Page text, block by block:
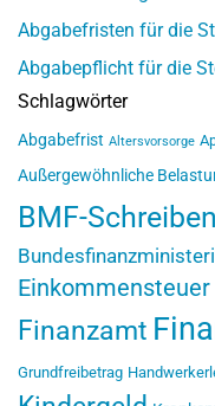
Abgabefristen für die
Abgabepflicht für die
Schlagwörter
Abgabefrist Altersvorsorge
Außergewöhnliche
BMF-Schreiben
Einkommensteuer
Finanzamt
Grundfreibetrag